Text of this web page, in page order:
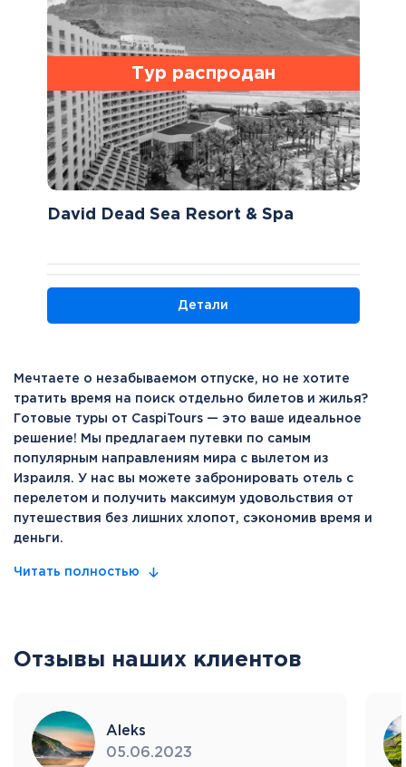
Тур распродан
David Dead Sea Resort & Spa
Детали
Мечтаете о незабываемом отпуске, но не хотите
тратить время на поиск отдельно билетов и жилья?
Готовые туры от CaspiTours — это ваше идеальное
решение! Мы предлагаем путевки по самым
популярным направлениям мира с вылетом из
Израиля. У нас вы можете забронировать отель с
перелетом и получить максимум удовольствия от
путешествия без лишних хлопот, сэкономив время и
деньги.
Читать полностью
Отзывы наших клиентов
Aleks
05.06.2023